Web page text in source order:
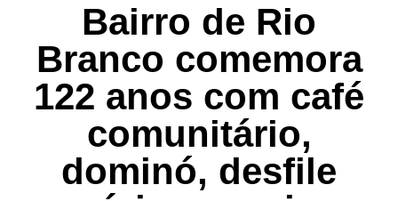
Bairro de Rio
Branco comemora
122 anos com café
comunitário,
dominó, desfile